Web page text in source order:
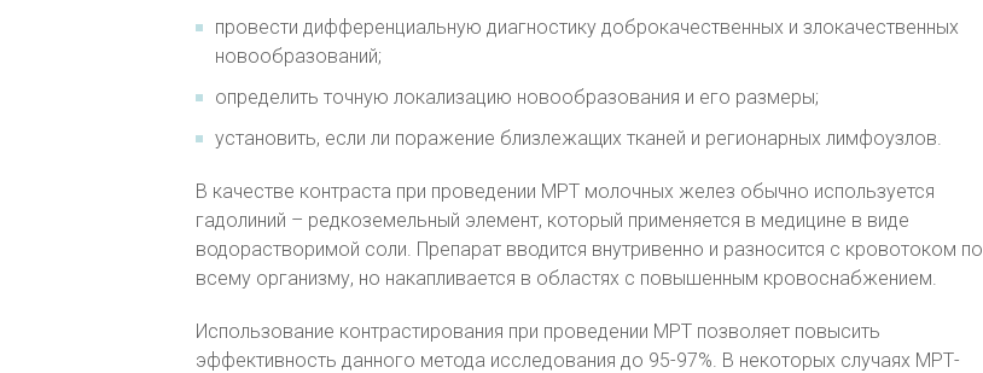
провести дифференциальную диагностику доброкачественных и злокачественных
новообразований;
определить точную локализацию новообразования и его размеры;
установить, если ли поражение близлежащих тканей и регионарных лимфоузлов.
В качестве контраста при проведении МРТ молочных желез обычно используется
гадолиний – редкоземельный элемент, который применяется в медицине в виде
водорастворимой соли. Препарат вводится внутривенно и разносится с кровотоком по
всему организму, но накапливается в областях с повышенным кровоснабжением.
Использование контрастирования при проведении МРТ позволяет повысить
эффективность данного метода исследования до 95-97%. В некоторых случаях МРТ-